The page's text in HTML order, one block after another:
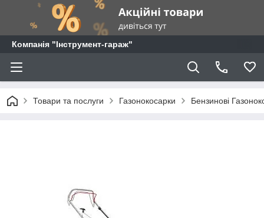
Компанія "Інструмент-гараж"
Товари та послуги Газонокосарки Бензинові